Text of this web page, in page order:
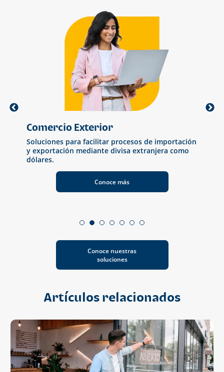
Comercio Exterior
Soluciones para facilitar procesos de importación
y exportación mediante divisa extranjera como
dólares.
Conoce más
Conoce nuestras
soluciones
Artículos relacionados